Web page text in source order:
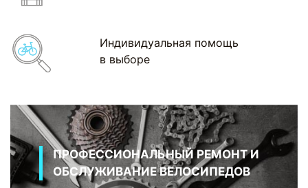
Индивидуальная помощь
в выборе
ПРОФЕССИОНАЛЬНЫЙ РЕМОНТ И
ОБСЛУЖИВАНИЕ ВЕЛОСИПЕДОВ